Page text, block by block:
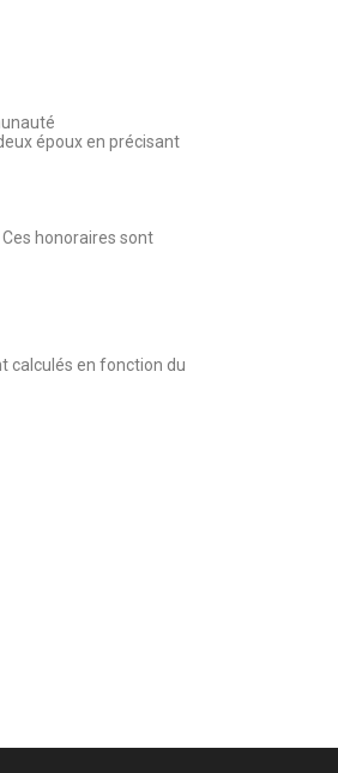
époux en précisant
honoraires sont
votre chance !
calculés en fonction du